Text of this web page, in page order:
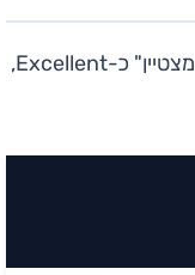
אחת השאלות הנפוצות ביותר בקרב סטודנטים היא תרגום הצטיינויות. גוגל טרנסלייט יתרגם "מצטיין" כ-Excellent,